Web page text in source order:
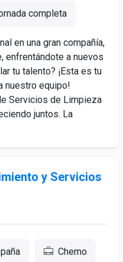
completa
en una gran compañía,
enfrentándote a nuevos
tu talento? ¡Esta es tu
nuestro equipo!
Servicios de Limpieza
juntos. La
y Servicios
Chemo